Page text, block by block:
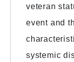
veteran
event and
systemic